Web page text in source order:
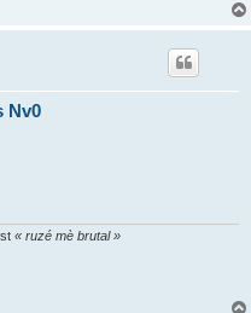
Nv0
« ruzé mè brutal »